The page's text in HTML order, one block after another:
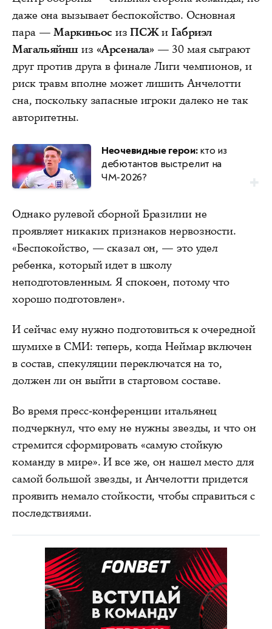
даже она вызывает беспокойство. Основная
пара —Маркиньос изПСЖи Габриэл
Магальяйнш из «Арсенала»— 30 мая сыграют
друг против друга в финале Лиги чемпионов, и
риск травм вполне может лишить Анчелотти
сна, поскольку запасные игроки далеко не так
авторитетны.
Неочевидные герои:кто из
дебютантов выстрелит на
ЧМ‑2026?
Однако рулевой сборной Бразилии не
проявляет никаких признаков нервозности.
«Беспокойство, — сказал он, — это удел
ребенка, который идет в школу
неподготовленным. Я спокоен, потому что
хорошо подготовлен».
И сейчас ему нужно подготовиться к очередной
шумихе в СМИ: теперь, когда Неймар включен
в состав, спекуляции переключатся на то,
должен ли он выйти в стартовом составе.
Во время пресс-конференции итальянец
подчеркнул, что ему не нужны звезды, и что он
стремится сформировать «самую стойкую
команду в мире». И все же, он нашел место для
самой большой звезды, и Анчелотти придется
проявить немало стойкости, чтобы справиться с
последствиями.